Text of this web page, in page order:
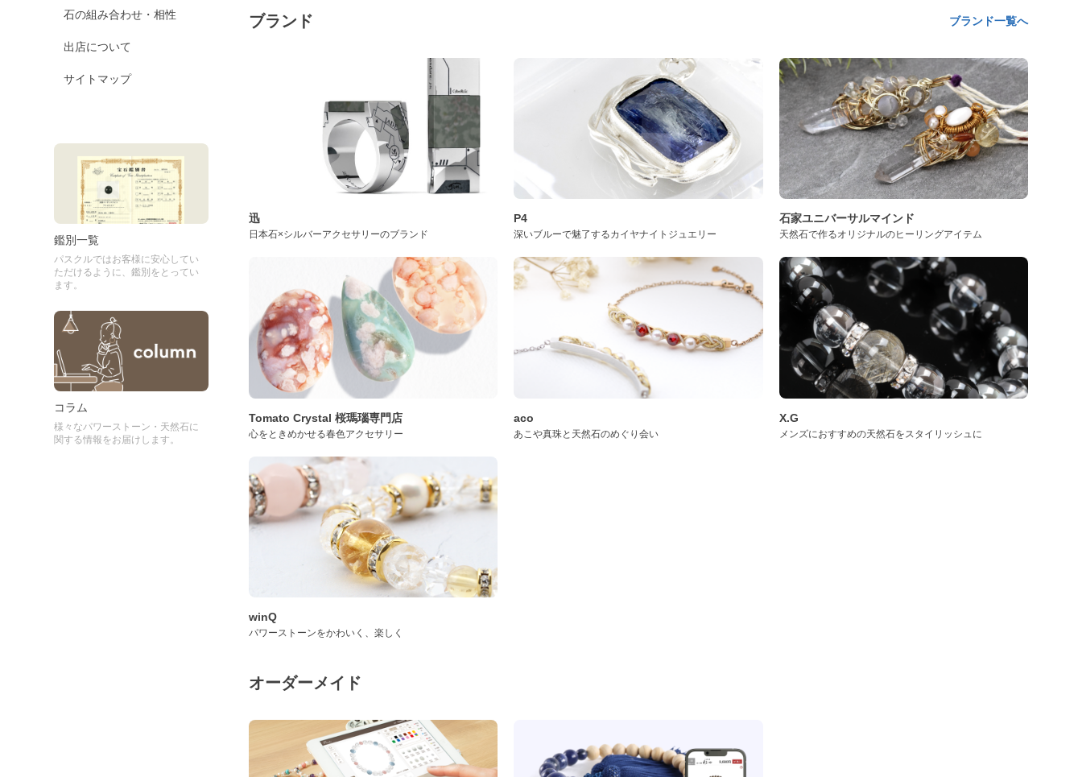
石の組み合わせ・相性
出店について
サイトマップ
鑑別一覧
パスクルではお客様に安心してい
ただけるように、鑑別をとってい
ます。
コラム
様々なパワーストーン・天然石に
関する情報をお届けします。
ブランド ブランド一覧へ
迅
日本石×シルバーアクセサリーのブランド
P4
深いブルーで魅了するカイヤナイトジュエリー
石家ユニバーサルマインド
天然石で作るオリジナルのヒーリングアイテム
Tomato Crystal 桜瑪瑙専門店
心をときめかせる春色アクセサリー
aco
あこや真珠と天然石のめぐり会い
X.G
メンズにおすすめの天然石をスタイリッシュに
winQ
パワーストーンをかわいく、楽しく
オーダーメイド